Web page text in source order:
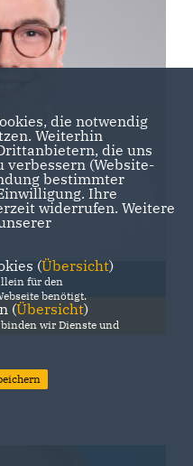
die notwendig
Weiterhin
die uns
verbessern (Website-
bestimmter
Ihre
widerrufen. Weitere
(Übersicht)
für den
benötigt.
(Übersicht)
wir Dienste und